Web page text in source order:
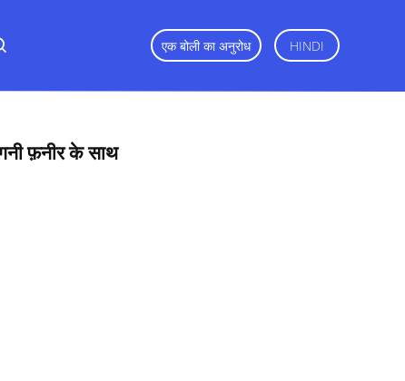
एक बोली का अनुरोध HINDI
फ़नीर के साथ